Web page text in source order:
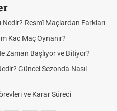
AG, OM ve Diğer
Demek? Sporda Skor ve Sonuç
Oynanır? Temel Futbol Kuralları
Golü Kuralı Nedir? Hangi
Ne Zaman Açıklanacak